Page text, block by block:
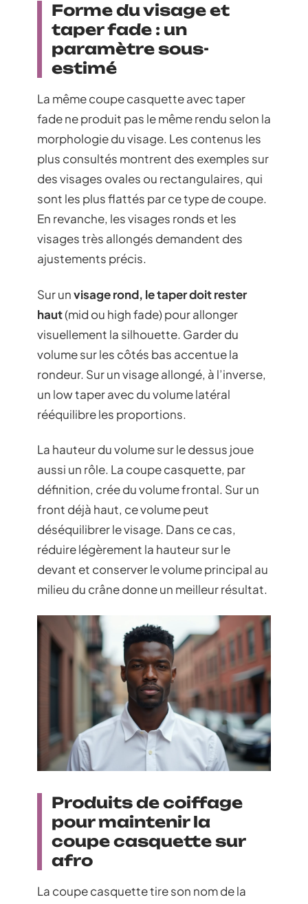
Forme du visage et
taper fade : un
paramètre sous-
estimé
La même coupe casquette avec taper
fade ne produit pas le même rendu selon la
morphologie du visage. Les contenus les
plus consultés montrent des exemples sur
des visages ovales ou rectangulaires, qui
sont les plus flattés par ce type de coupe.
En revanche, les visages ronds et les
visages très allongés demandent des
ajustements précis.
Sur unvisage rond, le taper doit rester
haut(mid ou high fade) pour allonger
visuellement la silhouette. Garder du
volume sur les côtés bas accentue la
rondeur. Sur un visage allongé, à l’inverse,
un low taper avec du volume latéral
rééquilibre les proportions.
La hauteur du volume sur le dessus joue
aussi un rôle. La coupe casquette, par
définition, crée du volume frontal. Sur un
front déjà haut, ce volume peut
déséquilibrer le visage. Dans ce cas,
réduire légèrement la hauteur sur le
devant et conserver le volume principal au
milieu du crâne donne un meilleur résultat.
Produits de coiffage
pour maintenir la
coupe casquette sur
afro
La coupe casquette tire son nom de la